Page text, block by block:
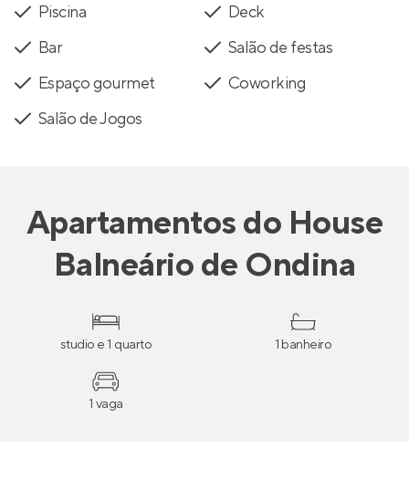
Piscina
Deck
Bar
Salão de festas
Espaço gourmet
Coworking
Salão de Jogos
Apartamentosdo House
Balneário de Ondina
studio e 1 quarto 1 banheiro
1 vaga